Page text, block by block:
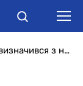
Кінарейкін визначився з новим клубом: голкіпер молодіжної збірної України гратиме в УПЛ